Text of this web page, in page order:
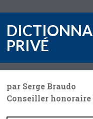
PRIVÉ
par Serge Braudo
Conseiller